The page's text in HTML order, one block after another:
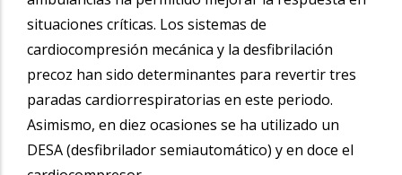
situaciones críticas. Los sistemas de
cardiocompresión mecánica y la desfibrilación
precoz han sido determinantes para revertir tres
paradas cardiorrespiratorias en este periodo.
Asimismo, en diez ocasiones se ha utilizado un
DESA (desfibrilador semiautomático) y en doce el